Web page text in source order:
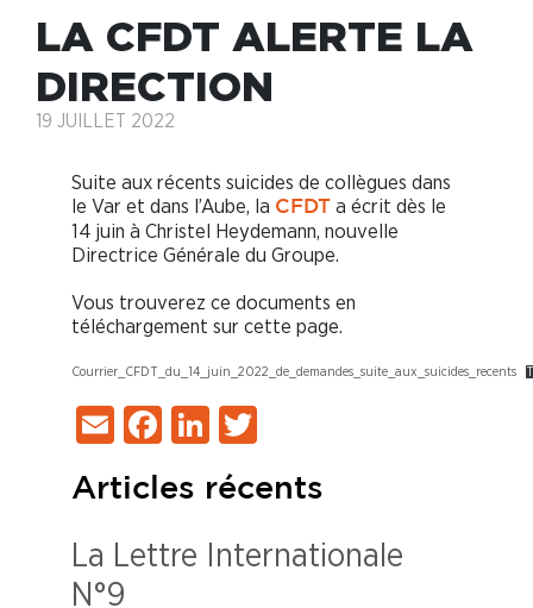
LA CFDT ALERTE LA
DIRECTION
19 JUILLET 2022
Suite aux récents suicides de collègues dans
le Var et dans l’Aube, la CFDT a écrit dès le
14 juin à Christel Heydemann, nouvelle
Directrice Générale du Groupe.
Vous trouverez ce documents en
téléchargement sur cette page.
Courrier_CFDT_du_14_juin_2022_de_demandes_suite_aux_suicides_recents
EmailFacebook
LinkedIn
Articles récents
La Lettre Internationale
N°9